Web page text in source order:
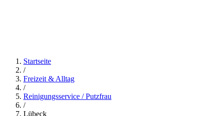
Startseite
/
Freizeit & Alltag
/
Reinigungsservice / Putzfrau
/
Lübeck